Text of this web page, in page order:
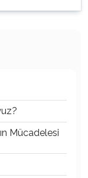
Mücadelesi